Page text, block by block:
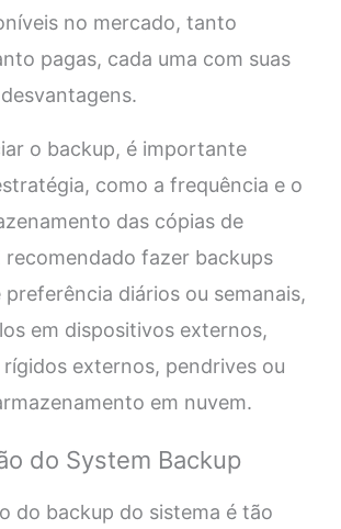
no mercado, tanto
pagas, cada uma com suas
o backup, é importante
como a frequência e o
das cópias de
recomendado fazer backups
preferência diários ou semanais,
em dispositivos externos,
externos, pendrives ou
em nuvem.
do System Backup
do backup do sistema é tão